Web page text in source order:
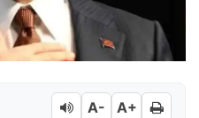
A- A+